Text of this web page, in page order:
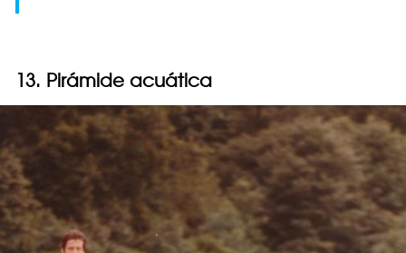
13. Pirámide acuática